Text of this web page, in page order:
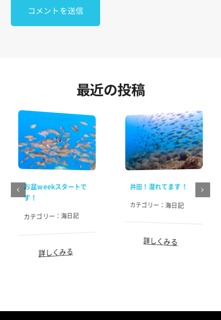
最近の投稿
お盆weekスタートで
す！
カテゴリー： 海日記
詳しくみる
井田！潜れてます！
カテゴリー：海日記
詳しくみる